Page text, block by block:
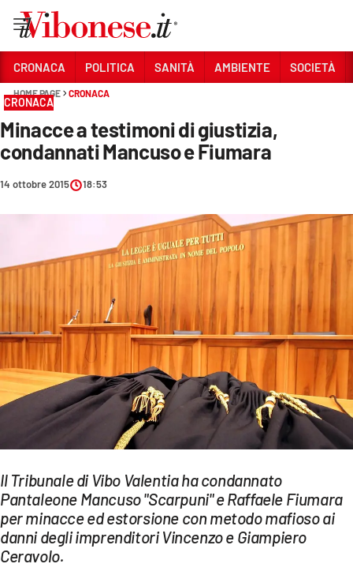
Sezioni
CRONACA
POLITICA
SANITÀ
SOCIETÀ
CULTURA
ECONOMIA E LAVORO
EVENTI
SPORT
LAC NETWORK
LAC ONAIR
CRONACA POLITICA SANITÀ AMBIENTE SOCIETÀ
HOME PAGE CRONACA
CRONACA
Minacce a testimoni di giustizia,
condannati Mancuso e Fiumara
14 ottobre 2015 18:53
Il Tribunale di Vibo Valentia ha condannato
Pantaleone Mancuso "Scarpuni" e Raffaele Fiumara
per minacce ed estorsione con metodo mafioso ai
danni degli imprenditori Vincenzo e Giampiero
Ceravolo.